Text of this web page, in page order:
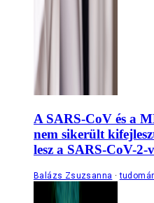
A SARS-CoV és a
nem sikerült
lesz a SARS-CoV-2-
Balázs Zsuzsanna